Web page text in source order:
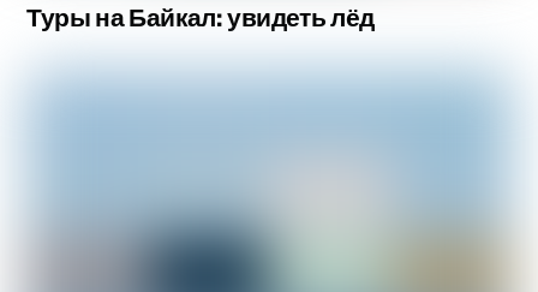
Туры на Байкал: увидеть лёд